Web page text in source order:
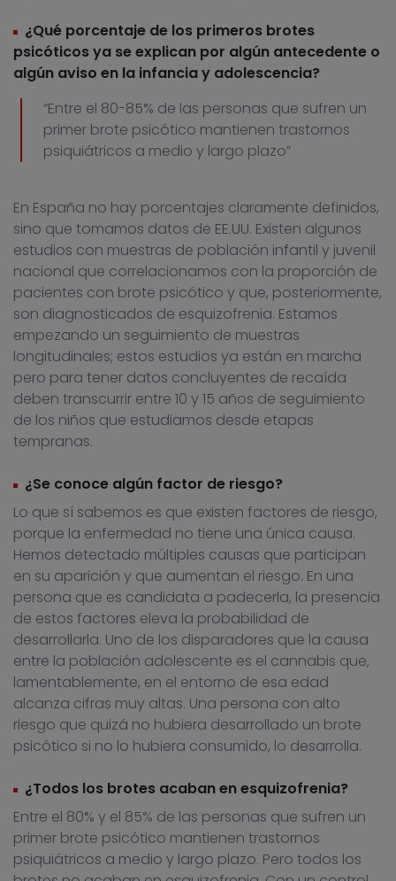
¿Qué porcentaje de los primeros brotes
psicóticos ya se explican por algún antecedente o
algún aviso en la infancia y adolescencia?
“Entre el 80-85% de las personas que sufren un
primer brote psicótico mantienen trastornos
psiquiátricos a medio y largo plazo”
En España no hay porcentajes claramente definidos,
sino que tomamos datos de EE.UU. Existen algunos
estudios con muestras de población infantil y juvenil
nacional que correlacionamos con la proporción de
pacientes con brote psicótico y que, posteriormente,
son diagnosticados de esquizofrenia. Estamos
empezando un seguimiento de muestras
longitudinales; estos estudios ya están en marcha
pero para tener datos concluyentes de recaída
deben transcurrir entre 10 y 15 años de seguimiento
de los niños que estudiamos desde etapas
tempranas.
¿Se conoce algún factor de riesgo?
Lo que sí sabemos es que existen factores de riesgo,
porque la enfermedad no tiene una única causa.
Hemos detectado múltiples causas que participan
en su aparición y que aumentan el riesgo. En una
persona que es candidata a padecerla, la presencia
de estos factores eleva la probabilidad de
desarrollarla. Uno de los disparadores que la causa
entre la población adolescente es el cannabis que,
lamentablemente, en el entorno de esa edad
alcanza cifras muy altas. Una persona con alto
riesgo que quizá no hubiera desarrollado un brote
psicótico si no lo hubiera consumido, lo desarrolla.
¿Todos los brotes acaban en esquizofrenia?
Entre el 80% y el 85% de las personas que sufren un
primer brote psicótico mantienen trastornos
psiquiátricos a medio y largo plazo. Pero todos los